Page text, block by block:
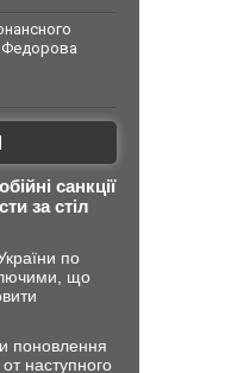
Федорова
санкції
за стіл
по
що
поновлення
наступного